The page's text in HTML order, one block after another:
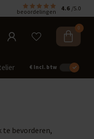
beoordelingen 4.6 /5.0
0
€ Incl. btw
te bevorderen,